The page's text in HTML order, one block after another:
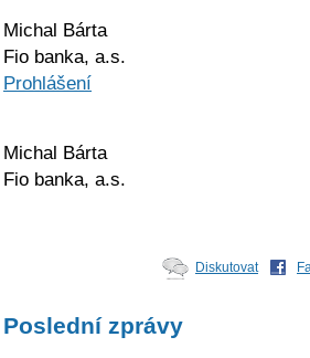
Michal Bárta
Fio banka, a.s.
Prohlášení
Michal Bárta
Fio banka, a.s.
Diskutovat
Poslední zprávy